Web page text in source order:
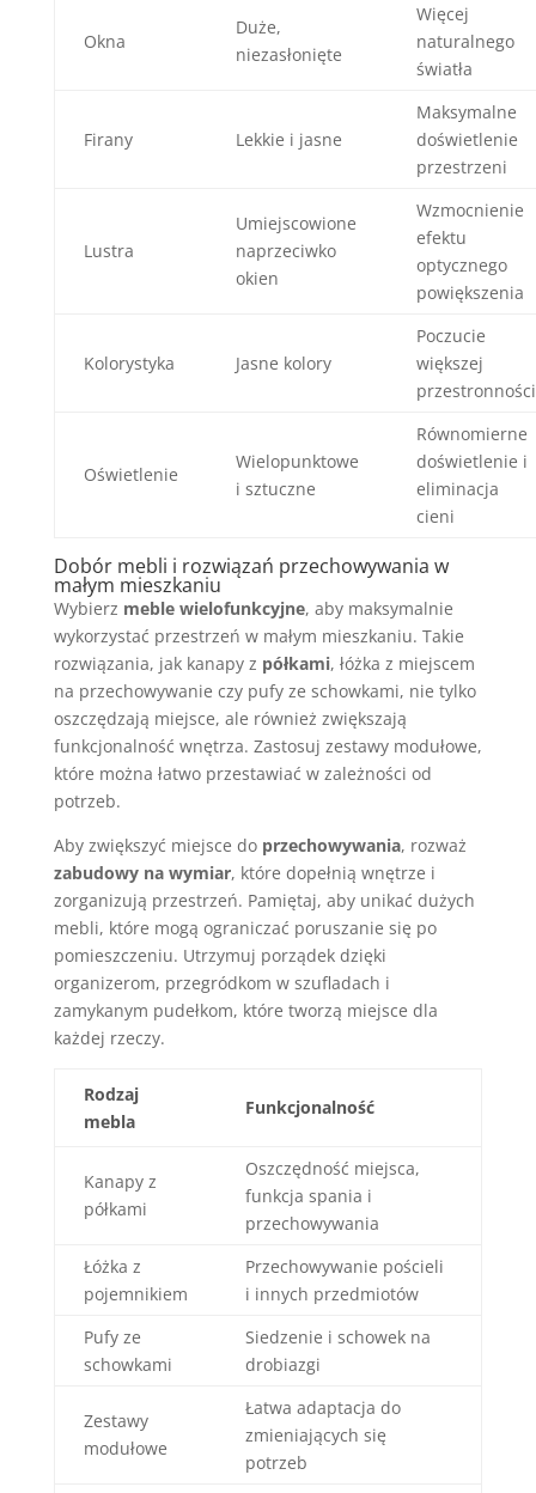
Okna
Duże,
niezasłonięte
Więcej
naturalnego
światła
Firany Lekkie i jasne
Maksymalne
doświetlenie
przestrzeni
Lustra
Umiejscowione
naprzeciwko
okien
Wzmocnienie
efektu
optycznego
powiększenia
Kolorystyka Jasne kolory
Poczucie
większej
przestronności
Oświetlenie
Wielopunktowe
i sztuczne
Równomierne
doświetlenie i
eliminacja
cieni
Dobór mebli i rozwiązań przechowywania w
małym mieszkaniu
Wybierz meble wielofunkcyjne, aby maksymalnie
wykorzystać przestrzeń w małym mieszkaniu. Takie
rozwiązania, jak kanapy z półkami, łóżka z miejscem
na przechowywanie czy pufy ze schowkami, nie tylko
oszczędzają miejsce, ale również zwiększają
funkcjonalność wnętrza. Zastosuj zestawy modułowe,
które można łatwo przestawiać w zależności od
potrzeb.
Aby zwiększyć miejsce do przechowywania, rozważ
zabudowy na wymiar, które dopełnią wnętrze i
zorganizują przestrzeń. Pamiętaj, aby unikać dużych
mebli, które mogą ograniczać poruszanie się po
pomieszczeniu. Utrzymuj porządek dzięki
organizerom, przegródkom w szufladach i
zamykanym pudełkom, które tworzą miejsce dla
każdej rzeczy.
Rodzaj
mebla
Funkcjonalność
Kanapy z
półkami
Oszczędność miejsca,
funkcja spania i
przechowywania
Łóżka z
pojemnikiem
Przechowywanie pościeli
i innych przedmiotów
Pufy ze
schowkami
Siedzenie i schowek na
drobiazgi
Zestawy
modułowe
Łatwa adaptacja do
zmieniających się
potrzeb